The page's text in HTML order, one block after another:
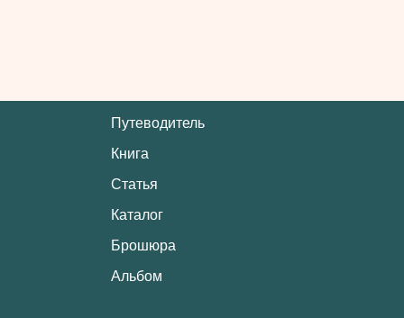
Путеводитель
Книга
Статья
Каталог
Брошюра
Альбом